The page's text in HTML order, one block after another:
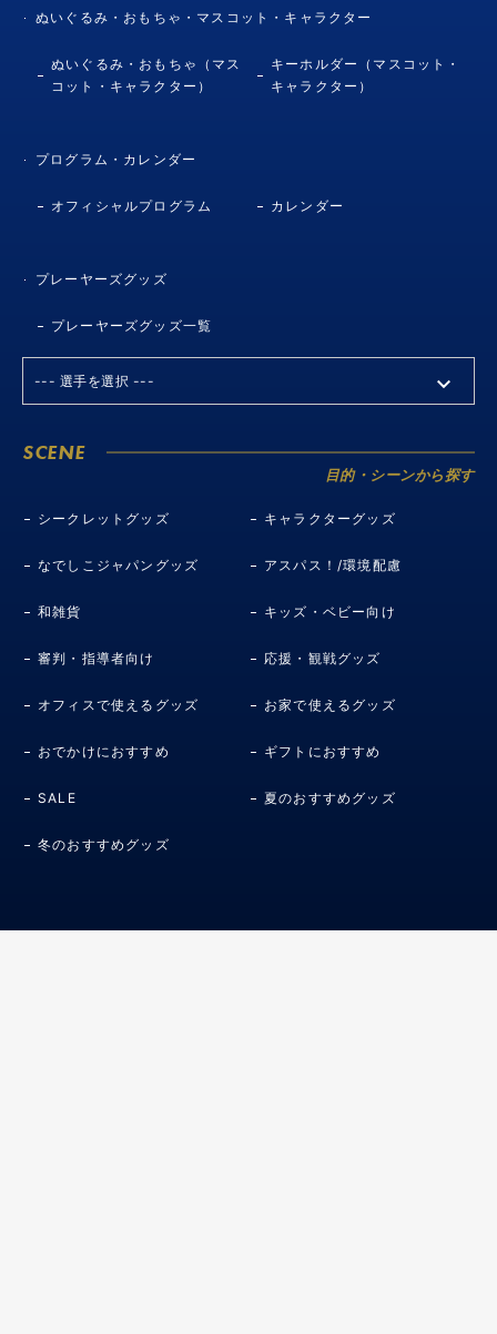
ぬいぐるみ・おもちゃ・マスコット・キャラクター
ぬいぐるみ・おもちゃ（マス
コット・キャラクター）
キーホルダー（マスコット・
キャラクター）
プログラム・カレンダー
オフィシャルプログラム カレンダー
プレーヤーズグッズ
プレーヤーズグッズ一覧
SCENE
目的・シーンから探す
シークレットグッズ キャラクターグッズ
なでしこジャパングッズ アスパス！/環境配慮
和雑貨 キッズ・ベビー向け
審判・指導者向け 応援・観戦グッズ
オフィスで使えるグッズ お家で使えるグッズ
おでかけにおすすめ ギフトにおすすめ
SALE 夏のおすすめグッズ
冬のおすすめグッズ